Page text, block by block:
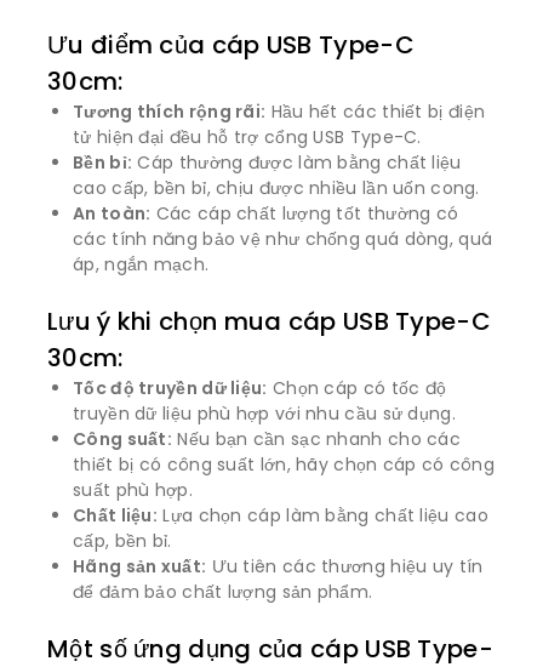
Ưu điểm của cáp USB Type-C
30cm:
Tương thích rộng rãi: Hầu hết các thiết bị điện
tử hiện đại đều hỗ trợ cổng USB Type-C.
Bền bỉ: Cáp thường được làm bằng chất liệu
cao cấp, bền bỉ, chịu được nhiều lần uốn cong.
An toàn: Các cáp chất lượng tốt thường có
các tính năng bảo vệ như chống quá dòng, quá
áp, ngắn mạch.
Lưu ý khi chọn mua cáp USB Type-C
30cm:
Tốc độ truyền dữ liệu: Chọn cáp có tốc độ
truyền dữ liệu phù hợp với nhu cầu sử dụng.
Công suất: Nếu bạn cần sạc nhanh cho các
thiết bị có công suất lớn, hãy chọn cáp có công
suất phù hợp.
Chất liệu: Lựa chọn cáp làm bằng chất liệu cao
cấp, bền bỉ.
Hãng sản xuất: Ưu tiên các thương hiệu uy tín
để đảm bảo chất lượng sản phẩm.
Một số ứng dụng của cáp USB Type-